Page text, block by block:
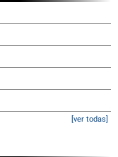
[ver todas]